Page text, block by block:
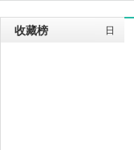
收藏榜 日